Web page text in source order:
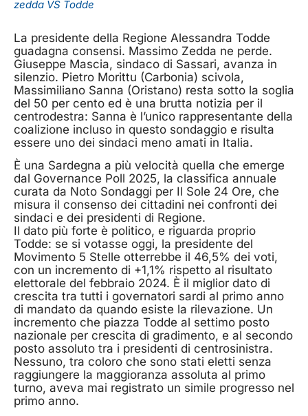
zedda VS Todde
La presidente della Regione Alessandra Todde
guadagna consensi. Massimo Zedda ne perde.
Giuseppe Mascia, sindaco di Sassari, avanza in
silenzio. Pietro Morittu (Carbonia) scivola,
Massimiliano Sanna (Oristano) resta sotto la soglia
del 50 per cento ed è una brutta notizia per il
centrodestra: Sanna è l’unico rappresentante della
coalizione incluso in questo sondaggio e risulta
essere uno dei sindaci meno amati in Italia.
È una Sardegna a più velocità quella che emerge
dal Governance Poll 2025, la classifica annuale
curata da Noto Sondaggi per Il Sole 24 Ore, che
misura il consenso dei cittadini nei confronti dei
sindaci e dei presidenti di Regione.
Il dato più forte è politico, e riguarda proprio
Todde: se si votasse oggi, la presidente del
Movimento 5 Stelle otterrebbe il 46,5% dei voti,
con un incremento di +1,1% rispetto al risultato
elettorale del febbraio 2024. È il miglior dato di
crescita tra tutti i governatori sardi al primo anno
di mandato da quando esiste la rilevazione. Un
incremento che piazza Todde al settimo posto
nazionale per crescita di gradimento, e al secondo
posto assoluto tra i presidenti di centrosinistra.
Nessuno, tra coloro che sono stati eletti senza
raggiungere la maggioranza assoluta al primo
turno, aveva mai registrato un simile progresso nel
primo anno.